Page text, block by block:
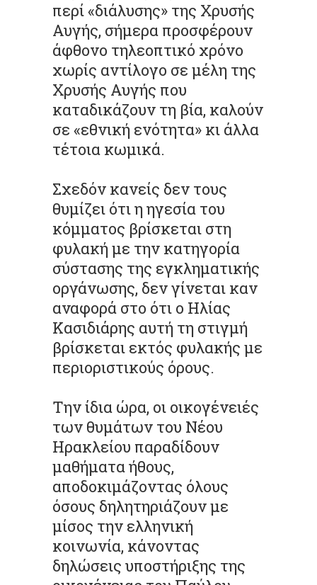
περί «διάλυσης» της Χρυσής
Αυγής, σήμερα προσφέρουν
άφθονο τηλεοπτικό χρόνο
χωρίς αντίλογο σε μέλη της
Χρυσής Αυγής που
καταδικάζουν τη βία, καλούν
σε «εθνική ενότητα» κι άλλα
τέτοια κωμικά.
Σχεδόν κανείς δεν τους
θυμίζει ότι η ηγεσία του
κόμματος βρίσκεται στη
φυλακή με την κατηγορία
σύστασης της εγκληματικής
οργάνωσης, δεν γίνεται καν
αναφορά στο ότι ο Ηλίας
Κασιδιάρης αυτή τη στιγμή
βρίσκεται εκτός φυλακής με
περιοριστικούς όρους.
Την ίδια ώρα, οι οικογένειές
των θυμάτων του Νέου
Ηρακλείου παραδίδουν
μαθήματα ήθους,
αποδοκιμάζοντας όλους
όσους δηλητηριάζουν με
μίσος την ελληνική
κοινωνία, κάνοντας
δηλώσεις υποστήριξης της